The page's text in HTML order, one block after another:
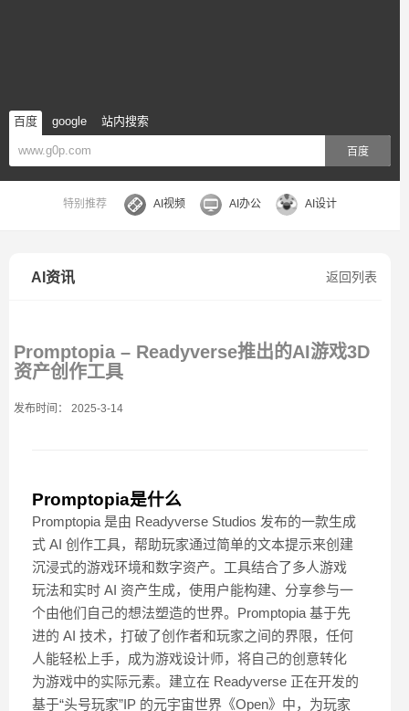
百度 google 站内搜索
百度
特别推荐 AI视频 AI办公 AI设计
返回列表
AI资讯
Promptopia – Readyverse推出的AI游戏3D
资产创作工具
发布时间： 2025-3-14
Promptopia是什么
Promptopia 是由 Readyverse Studios 发布的一款生成
式 AI 创作工具，帮助玩家通过简单的文本提示来创建
沉浸式的游戏环境和数字资产。工具结合了多人游戏
玩法和实时 AI 资产生成，使用户能构建、分享参与一
个由他们自己的想法塑造的世界。Promptopia 基于先
进的 AI 技术，打破了创作者和玩家之间的界限，任何
人能轻松上手，成为游戏设计师，将自己的创意转化
为游戏中的实际元素。建立在 Readyverse 正在开发的
基于“头号玩家”IP 的元宇宙世界《Open》中，为玩家